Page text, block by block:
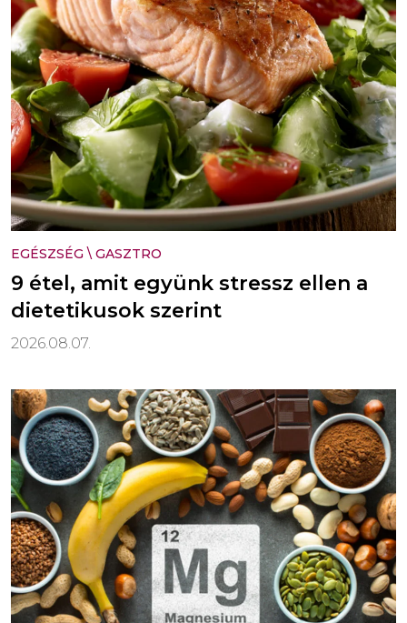
EGÉSZSÉG \ GASZTRO
9 étel, amit együnk stressz ellen a
dietetikusok szerint
2026.08.07.